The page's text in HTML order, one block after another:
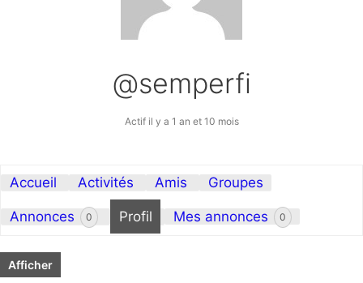
@semperfi
Actif il y a 1 an et 10 mois
Accueil Activités Amis Groupes
Annonces 0 Profil Mes annonces 0
Afficher